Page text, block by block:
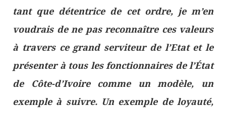
tant que détentrice de cet ordre, je m’en
voudrais de ne pas reconnaître ces valeurs
à travers ce grand serviteur de l’Etat et le
présenter à tous les fonctionnaires de l’État
de Côte-d’Ivoire comme un modèle, un
exemple à suivre. Un exemple de loyauté,